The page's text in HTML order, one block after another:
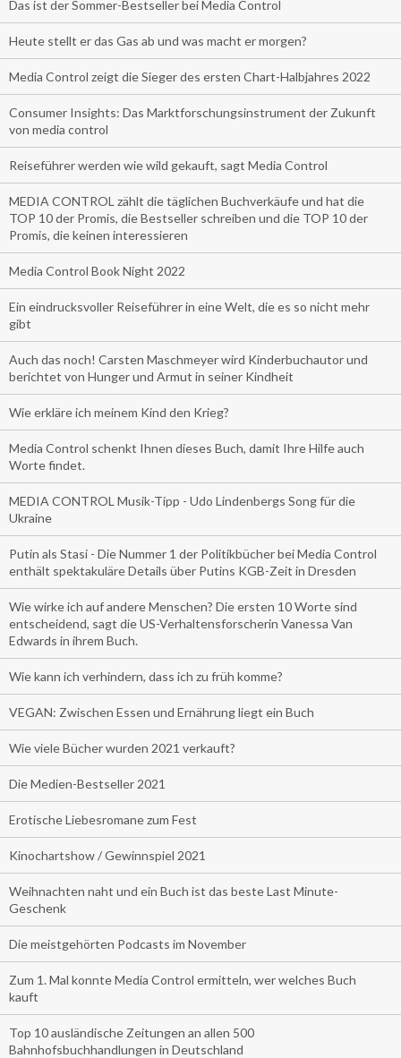
Das ist der Sommer-Bestseller bei Media Control
Heute stellt er das Gas ab und was macht er morgen?
Media Control zeigt die Sieger des ersten Chart-Halbjahres 2022
Consumer Insights: Das Marktforschungsinstrument der Zukunft
von media control
Reiseführer werden wie wild gekauft, sagt Media Control
MEDIA CONTROL zählt die täglichen Buchverkäufe und hat die
TOP 10 der Promis, die Bestseller schreiben und die TOP 10 der
Promis, die keinen interessieren
Media Control Book Night 2022
Ein eindrucksvoller Reiseführer in eine Welt, die es so nicht mehr
gibt
Auch das noch! Carsten Maschmeyer wird Kinderbuchautor und
berichtet von Hunger und Armut in seiner Kindheit
Wie erkläre ich meinem Kind den Krieg?
Media Control schenkt Ihnen dieses Buch, damit Ihre Hilfe auch
Worte findet.
MEDIA CONTROL Musik-Tipp - Udo Lindenbergs Song für die
Ukraine
Putin als Stasi - Die Nummer 1 der Politikbücher bei Media Control
enthält spektakuläre Details über Putins KGB-Zeit in Dresden
Wie wirke ich auf andere Menschen? Die ersten 10 Worte sind
entscheidend, sagt die US-Verhaltensforscherin Vanessa Van
Edwards in ihrem Buch.
Wie kann ich verhindern, dass ich zu früh komme?
VEGAN: Zwischen Essen und Ernährung liegt ein Buch
Wie viele Bücher wurden 2021 verkauft?
Die Medien-Bestseller 2021
Erotische Liebesromane zum Fest
Kinochartshow / Gewinnspiel 2021
Weihnachten naht und ein Buch ist das beste Last Minute-
Geschenk
Die meistgehörten Podcasts im November
Zum 1. Mal konnte Media Control ermitteln, wer welches Buch
kauft
Top 10 ausländische Zeitungen an allen 500
Bahnhofsbuchhandlungen in Deutschland